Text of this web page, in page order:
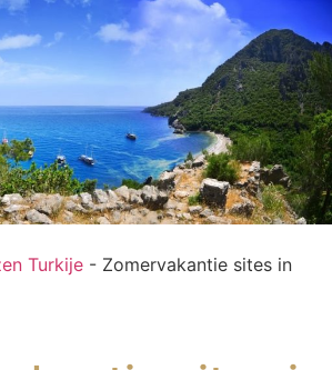
Turkije - Zomervakantie sites in